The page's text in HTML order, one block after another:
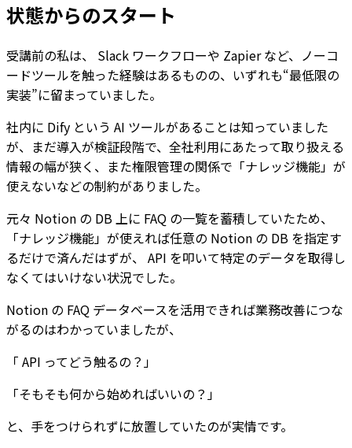
状態からのスタート
受講前の私は、 Slack ワークフローや Zapier など、ノーコ
ードツールを触った経験はあるものの、いずれも“最低限の
実装”に留まっていました。
社内に Dify という AI ツールがあることは知っていました
が、まだ導入が検証段階で、全社利用にあたって取り扱える
情報の幅が狭く、また権限管理の関係で「ナレッジ機能」が
使えないなどの制約がありました。
元々 Notion の DB 上に FAQ の一覧を蓄積していたため、
「ナレッジ機能」が使えれば任意の Notion の DB を指定す
るだけで済んだはずが、 API を叩いて特定のデータを取得し
なくてはいけない状況でした。
Notion の FAQ データベースを活用できれば業務改善につな
がるのはわかっていましたが、
「 API ってどう触るの？」
「そもそも何から始めればいいの？」
と、手をつけられずに放置していたのが実情です。